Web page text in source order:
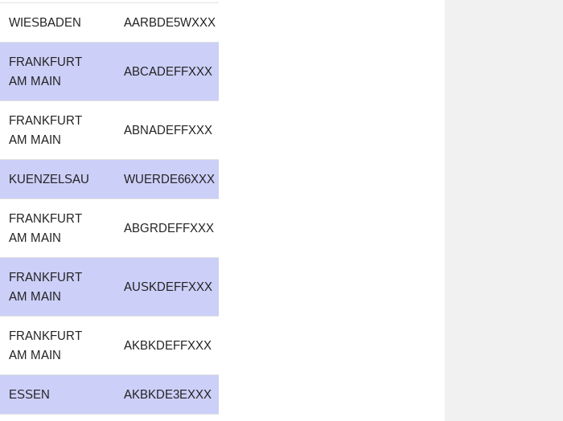
WIESBADEN AARBDE5WXXX
FRANKFURT
AM MAIN
ABCADEFFXXX
FRANKFURT
AM MAIN
ABNADEFFXXX
KUENZELSAU WUERDE66XXX
FRANKFURT
AM MAIN
ABGRDEFFXXX
FRANKFURT
AM MAIN
AUSKDEFFXXX
FRANKFURT
AM MAIN
AKBKDEFFXXX
ESSEN AKBKDE3EXXX